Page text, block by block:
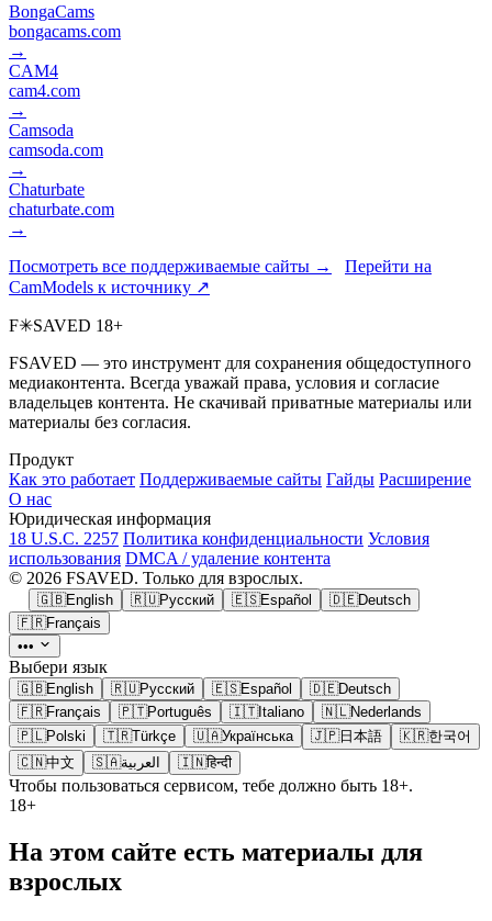
BongaCams
bongacams.com
→
CAM4
cam4.com
→
Camsoda
camsoda.com
→
Chaturbate
chaturbate.com
→
Посмотреть все поддерживаемые сайты →
Перейти на
CamModels к источнику ↗
F✳SAVED 18+
FSAVED — это инструмент для сохранения общедоступного
медиаконтента. Всегда уважай права, условия и согласие
владельцев контента. Не скачивай приватные материалы или
материалы без согласия.
Продукт
Как это работает Поддерживаемые сайты Гайды Расширение
О нас
Юридическая информация
18 U.S.C. 2257 Политика конфиденциальности Условия
использования DMCA / удаление контента
© 2026 FSAVED. Только для взрослых.
🇬🇧English 🇷🇺Русский 🇪🇸Español 🇩🇪Deutsch
🇫🇷Français
•••
Выбери язык
🇬🇧English 🇷🇺Русский 🇪🇸Español 🇩🇪Deutsch
🇫🇷Français 🇵🇹Português 🇮🇹Italiano 🇳🇱Nederlands
🇵🇱Polski 🇹🇷Türkçe 🇺🇦Українська 🇯🇵日本語 🇰🇷한국어
🇨🇳中文 🇸🇦العربية 🇮🇳हिन्दी
Чтобы пользоваться сервисом, тебе должно быть 18+.
18+
На этом сайте есть материалы для
взрослых